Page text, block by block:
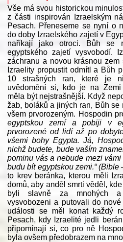
Vše má svou historickou
z části inspirován Izraelským
Pesach. Přeneseme se nyní o
do doby Izraelského zajetí v
naříkají jako otroci. Bůh se
egyptského zajetí vysvobodí.
záchranu a novou krásnou
Izraelity propustit odmítl a Bůh
10 strašných ran, které je
uvědomění si, kdo je na
měla být nejstrašnější. Když
žab, boláků a jiných ran, Bůh se
všem prvorozeným. Hospodin
egyptskou zemí a pobiji v
prvorozené od lidí až po
všemi bohy Egypta. Já,
nichž budete, bude vaším
pominu vás a nebude mezi
budu bít egyptskou zemi.“ (Bible
to krev beránka, kterou měli
domů, aby anděl smrti věděl,
byli slavně za mnohých a
vysvobozeni a putovali do
události se měl konat každý
Pesach, kdy Izraelité jedli
připomínají si, co pro ně
byla ovšem předobrazem na